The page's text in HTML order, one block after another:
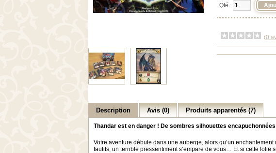
Qté :
(0
Description Avis (0) Produits apparentés (7)
Thandar est en danger ! De sombres silhouettes
Votre aventure débute dans une auberge, alors qu’un
fautifs, un terrible pressentiment s’empare de vous… Et si cette folie